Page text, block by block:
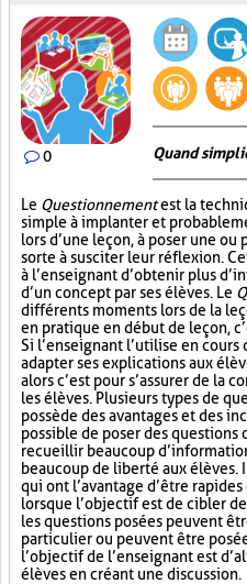
0 Quand
Le Questionnementest la
simple à implanter et
lors d’une leçon, à poser une
sorte à susciter leur réflexion.
à l’enseignant d’obtenir plus
d’un concept par ses élèves. Le
différents moments lors de la
en pratique en début de leçon,
Si l’enseignant l’utilise en cours
adapter ses explications aux
alors c’est pour s’assurer de la
les élèves. Plusieurs types de
possède des avantages et des
possible de poser des
recueillir beaucoup
beaucoup de liberté aux élèves.
qui ont l’avantage d’être
lorsque l’objectif est de cibler
les questions posées peuvent
particulier ou peuvent être
l’objectif de l’enseignant est
élèves en créant une discussion.